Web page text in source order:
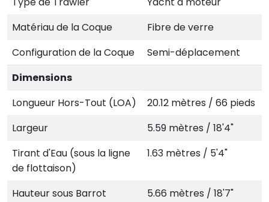
Matériau de la Coque
Fibre de verre
Configuration de la Coque
Semi-déplacement
Dimensions
Longueur Hors-Tout (LOA)
20.12 mètres / 66 pieds
Largeur
5.59 mètres / 18'4"
Tirant d'Eau (sous la ligne
de flottaison)
1.63 mètres / 5'4"
Hauteur sous Barrot
5.66 mètres / 18'7"